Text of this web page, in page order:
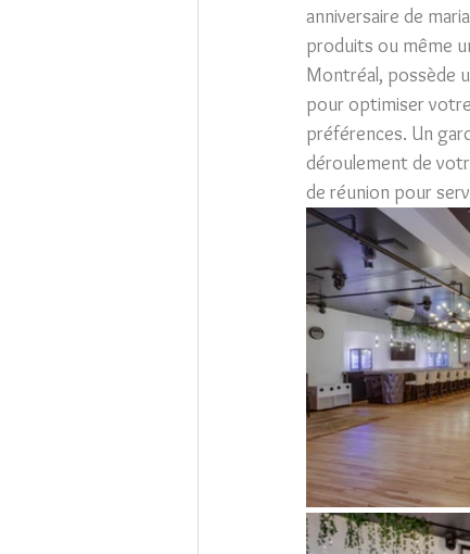
anniversaire de
produits ou même
Montréal, possède
pour optimiser
préférences. Un
déroulement de
de réunion pour